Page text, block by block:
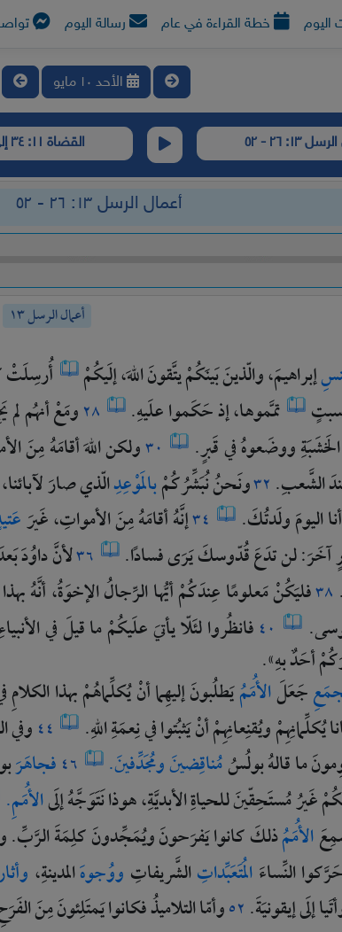
اليوم خطة القراءة في عام رسالة اليوم
الأحد ١٠ مايو
١٣: ٢٦ - ٥٢ القضاة ١١: ٣٤ إلى ١٢: ١٥
أعمال الرسل ١٣: ٢٦ - ٥٢
أعمال الرسل ١٣
إبراهيمَ،والّذينَبَينَكُمْيتَّقونَاللهَ،إلَيكُمْ أُرسِلَتْ
تمَّموها،إذحَكَمواعلَيهِ. ٢٨ومَعْأنهُملم
الخَشَبَةِووضَعوهُفيقَبرٍ. ٣٠ولكناللهَأقامَهُمِنَ
الشَّعبِ. ٣٢ونَحنُنُبَشِّرُكُمْبالمَوْعِدِالّذيصارَلآبائنا،
أنااليومَولَدتُكَ. ٣٤إنَّهُأقامَهُمِنَالأمواتِ،غَيرَ
آخَرَ:لنتدَعَقُدّوسكَيَرَىفسادًا. ٣٦لأنَّداوُدَ
٣٨فليَكُنْمَعلومًاعِندَكُمْأيُّهاالرِّجالُالإخوَةُ،أنَّهُ
٤٠ فانظُروالئَلّايأتيَعلَيكُمْماقيلَفي
أحَدٌبهِ».
جَعَلَالأُمَمُيَطلُبونَإليهِماأنْيُكلِّماهُمْبهذاالكلامِ
يُكلِّمانِهِمْويُقنِعانِهِمْأنْيَثبُتوافينِعمَةِاللهِ. ٤٤ وفي
ماقالهُبولُسُمُناقِضينَومُجَدِّفينَ. ٤٦ فجاهَرَ
غَيرُمُستَحِقّينَللحياةِالأبديَّةِ،هوذانَتَوَجَّهُإلَىالأُمَمِ.
الأُمَمُذلكَكانوايَفرَحونَويُمَجِّدونَكلِمَةَالرَّبِّ.
حَرَّكواالنِّساءَالمُتَعَبِّداتِالشَّريفاتِووُجوهَالمدينةِ،
إلَىإيقونيَةَ. ٥٢وأمّاالتلاميذُفكانوايَمتَلِئونَمِنَ